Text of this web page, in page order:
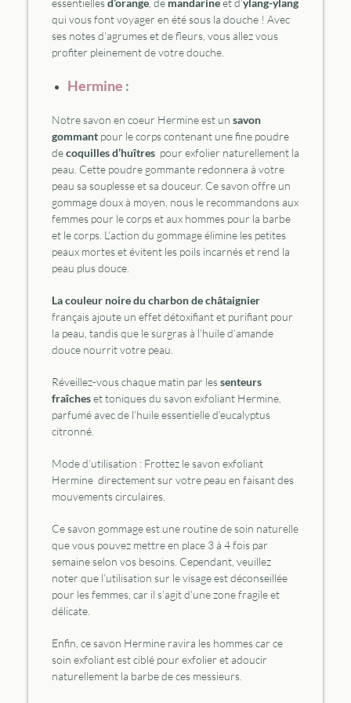
qui vous font voyager en été sous la douche ! Avec
ses notes d’agrumes et de fleurs, vous allez vous
profiter pleinement de votre douche.
Hermine :
Notre savon en coeur Hermine est un savon
gommant pour le corps contenant une fine poudre
decoquilles d’huîtres pour exfolier naturellement la
peau. Cette poudre gommante redonnera à votre
peau sa souplesse et sa douceur. Ce savon offre un
gommage doux à moyen, nous le recommandons aux
femmes pour le corps et aux hommes pour la barbe
et le corps. L’action du gommage élimine les petites
peaux mortes et évitent les poils incarnés et rend la
peau plus douce.
La couleur noire du charbon de châtaignier
français ajoute un effet détoxifiant et purifiant pour
la peau, tandis que le surgras à l’huile d’amande
douce nourrit votre peau.
Réveillez-vous chaque matin par lessenteurs
fraîcheset toniques du savon exfoliant Hermine,
parfumé avec de l’huile essentielle d’eucalyptus
citronné.
Mode d’utilisation : Frottez le savon exfoliant
Hermine directement sur votre peau en faisant des
mouvements circulaires.
Ce savon gommage est une routine de soin naturelle
que vous pouvez mettre en place 3 à 4 fois par
semaine selon vos besoins. Cependant, veuillez
noter que l’utilisation sur le visage est déconseillée
pour les femmes, car il s’agit d’une zone fragile et
délicate.
Enfin, ce savon Hermine ravira les hommes car ce
soin exfoliant est ciblé pour exfolier et adoucir
naturellement la barbe de ces messieurs.